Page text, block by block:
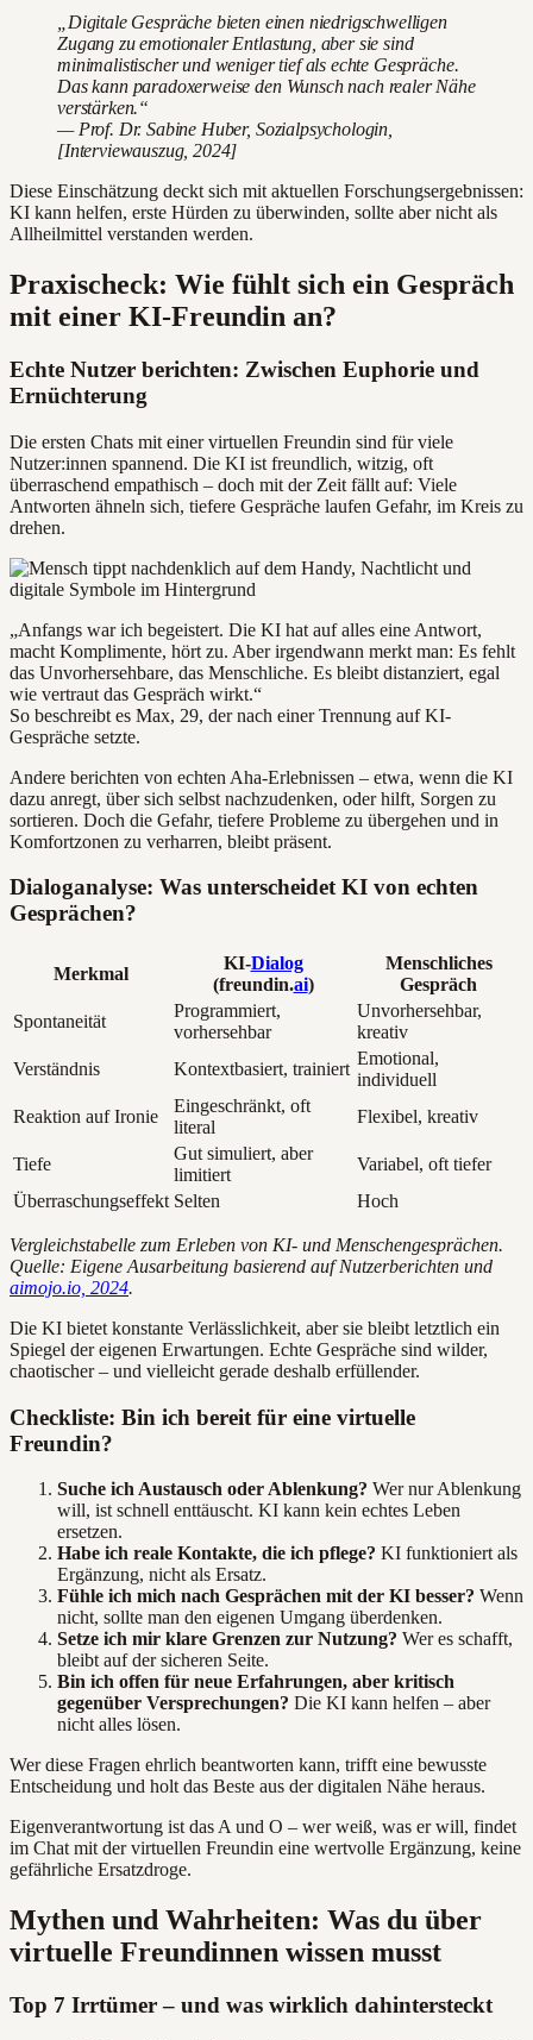
„Digitale Gespräche bieten einen niedrigschwelligen
Zugang zu emotionaler Entlastung, aber sie sind
minimalistischer und weniger tief als echte Gespräche.
Das kann paradoxerweise den Wunsch nach realer Nähe
verstärken.“
— Prof. Dr. Sabine Huber, Sozialpsychologin,
[Interviewauszug, 2024]
Diese Einschätzung deckt sich mit aktuellen Forschungsergebnissen:
KI kann helfen, erste Hürden zu überwinden, sollte aber nicht als
Allheilmittel verstanden werden.
Praxischeck: Wie fühlt sich ein Gespräch
mit einer KI-Freundin an?
Echte Nutzer berichten: Zwischen Euphorie und
Ernüchterung
Die ersten Chats mit einer virtuellen Freundin sind für viele
Nutzer:innen spannend. Die KI ist freundlich, witzig, oft
überraschend empathisch – doch mit der Zeit fällt auf: Viele
Antworten ähneln sich, tiefere Gespräche laufen Gefahr, im Kreis zu
drehen.
„Anfangs war ich begeistert. Die KI hat auf alles eine Antwort,
macht Komplimente, hört zu. Aber irgendwann merkt man: Es fehlt
das Unvorhersehbare, das Menschliche. Es bleibt distanziert, egal
wie vertraut das Gespräch wirkt.“
So beschreibt es Max, 29, der nach einer Trennung auf KI-
Gespräche setzte.
Andere berichten von echten Aha-Erlebnissen – etwa, wenn die KI
dazu anregt, über sich selbst nachzudenken, oder hilft, Sorgen zu
sortieren. Doch die Gefahr, tiefere Probleme zu übergehen und in
Komfortzonen zu verharren, bleibt präsent.
Dialoganalyse: Was unterscheidet KI von echten
Gesprächen?
Merkmal
KI-Dialog
(freundin.ai)
Menschliches
Gespräch
Spontaneität
Programmiert,
vorhersehbar
Unvorhersehbar,
kreativ
Verständnis
Kontextbasiert, trainiert
Emotional,
individuell
Reaktion auf Ironie
Eingeschränkt, oft
literal
Flexibel, kreativ
Tiefe
Gut simuliert, aber
limitiert
Variabel, oft tiefer
Überraschungseffekt Selten Hoch
Vergleichstabelle zum Erleben von KI- und Menschengesprächen.
Quelle: Eigene Ausarbeitung basierend auf Nutzerberichten und
aimojo.io, 2024.
Die KI bietet konstante Verlässlichkeit, aber sie bleibt letztlich ein
Spiegel der eigenen Erwartungen. Echte Gespräche sind wilder,
chaotischer – und vielleicht gerade deshalb erfüllender.
Checkliste: Bin ich bereit für eine virtuelle
Freundin?
Suche ich Austausch oder Ablenkung? Wer nur Ablenkung
will, ist schnell enttäuscht. KI kann kein echtes Leben
ersetzen.
Habe ich reale Kontakte, die ich pflege? KI funktioniert als
Ergänzung, nicht als Ersatz.
Fühle ich mich nach Gesprächen mit der KI besser? Wenn
nicht, sollte man den eigenen Umgang überdenken.
Setze ich mir klare Grenzen zur Nutzung? Wer es schafft,
bleibt auf der sicheren Seite.
Bin ich offen für neue Erfahrungen, aber kritisch
gegenüber Versprechungen? Die KI kann helfen – aber
nicht alles lösen.
Wer diese Fragen ehrlich beantworten kann, trifft eine bewusste
Entscheidung und holt das Beste aus der digitalen Nähe heraus.
Eigenverantwortung ist das A und O – wer weiß, was er will, findet
im Chat mit der virtuellen Freundin eine wertvolle Ergänzung, keine
gefährliche Ersatzdroge.
Mythen und Wahrheiten: Was du über
virtuelle Freundinnen wissen musst
Top 7 Irrtümer – und was wirklich dahintersteckt